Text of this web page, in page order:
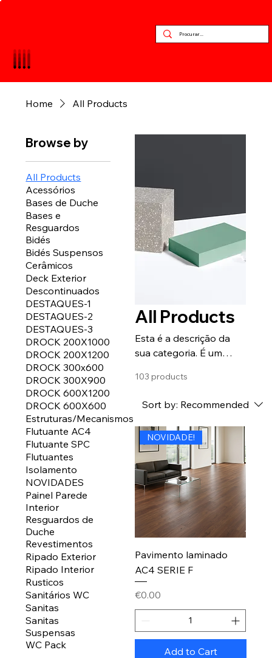
Home All Products
Browse by
All Products
Acessórios
Bases de Duche
Bases e
Resguardos
Bidés
Bidés Suspensos
Cerâmicos
Deck Exterior
Descontinuados
DESTAQUES-1
DESTAQUES-2
DESTAQUES-3
DROCK 200X1000
DROCK 200X1200
DROCK 300x600
DROCK 300X900
DROCK 600X1200
DROCK 600X600
Estruturas/Mecanismos
Flutuante AC4
Flutuante SPC
Flutuantes
Isolamento
NOVIDADES
Painel Parede
Interior
Resguardos de
Duche
Revestimentos
Ripado Exterior
Ripado Interior
Rusticos
Sanitários WC
Sanitas
Sanitas
Suspensas
WC Pack
All Products
Esta é a descrição da
sua categoria. É um
aos clientes sobre ela,
público e chamar a
atenção para seus
produtos.
103 products
Sort by: Recommended
NOVIDADE!
Pavimento laminado
AC4 SERIE F
Price
€0.00
Add to Cart